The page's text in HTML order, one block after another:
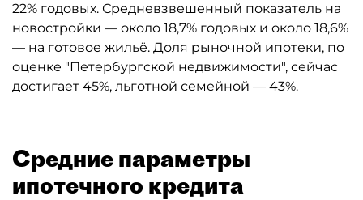
22% годовых. Средневзвешенный показатель на
новостройки — около 18,7% годовых и около 18,6%
— на готовое жильё. Доля рыночной ипотеки, по
оценке "Петербургской недвижимости", сейчас
достигает 45%, льготной семейной — 43%.
Средние параметры
ипотечного кредита